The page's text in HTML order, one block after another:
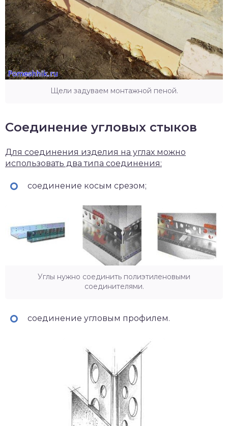
Щели задуваем монтажной пеной.
Соединение угловых стыков
Для соединения изделия на углах можно
использовать два типа соединения:
соединение косым срезом;
Углы нужно соединить полиэтиленовыми
соединителями.
соединение угловым профилем.